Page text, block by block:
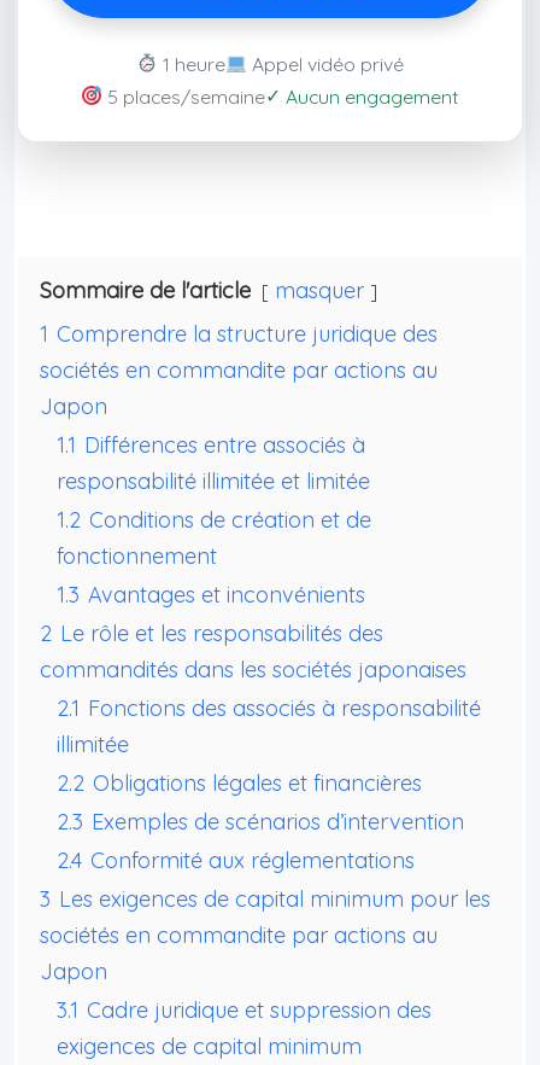
1 heure
Appel vidéo privé
5 places/semaine✓ Aucun engagement
Sommaire de l'article
masquer
1 Comprendre la structure juridique des
sociétés en commandite par actions au
Japon
1.1 Différences entre associés à
responsabilité illimitée et limitée
1.2 Conditions de création et de
fonctionnement
1.3 Avantages et inconvénients
2 Le rôle et les responsabilités des
commandités dans les sociétés japonaises
2.1 Fonctions des associés à responsabilité
illimitée
2.2 Obligations légales et financières
2.3 Exemples de scénarios d’intervention
2.4 Conformité aux réglementations
3 Les exigences de capital minimum pour les
sociétés en commandite par actions au
Japon
3.1 Cadre juridique et suppression des
exigences de capital minimum